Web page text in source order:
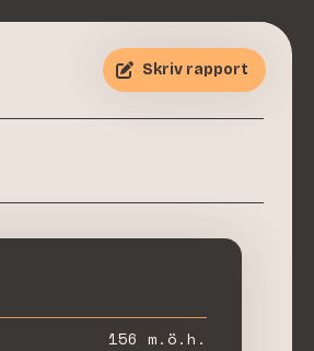
Skriv rapport
156 m.ö.h.